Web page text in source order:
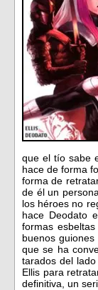
que el tío sabe
hace de forma
forma de
de él un
los héroes no
hace Deodato
formas
buenos
que se ha
tarados del
Ellis para
definitiva, un